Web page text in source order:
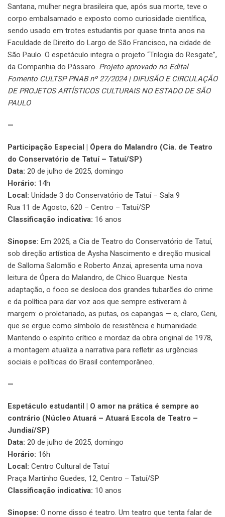
Santana, mulher negra brasileira que, após sua morte, teve o
corpo embalsamado e exposto como curiosidade científica,
sendo usado em trotes estudantis por quase trinta anos na
Faculdade de Direito do Largo de São Francisco, na cidade de
São Paulo. O espetáculo integra o projeto “Trilogia do Resgate”,
da Companhia do Pássaro. Projeto aprovado no Edital
Fomento CULTSP PNAB nº 27/2024 | DIFUSÃO E CIRCULAÇÃO
DE PROJETOS ARTÍSTICOS CULTURAIS NO ESTADO DE SÃO
PAULO
—
Participação Especial | Ópera do Malandro (Cia. de Teatro
do Conservatório de Tatuí – Tatuí/SP)
Data: 20 de julho de 2025, domingo
Horário: 14h
Local: Unidade 3 do Conservatório de Tatuí – Sala 9
Rua 11 de Agosto, 620 – Centro – Tatuí/SP
Classificação indicativa: 16 anos
Sinopse: Em 2025, a Cia de Teatro do Conservatório de Tatuí,
sob direção artística de Aysha Nascimento e direção musical
de Salloma Salomão e Roberto Anzai, apresenta uma nova
leitura de Ópera do Malandro, de Chico Buarque. Nesta
adaptação, o foco se desloca dos grandes tubarões do crime
e da política para dar voz aos que sempre estiveram à
margem: o proletariado, as putas, os capangas — e, claro, Geni,
que se ergue como símbolo de resistência e humanidade.
Mantendo o espírito crítico e mordaz da obra original de 1978,
a montagem atualiza a narrativa para refletir as urgências
sociais e políticas do Brasil contemporâneo.
—
Espetáculo estudantil | O amor na prática é sempre ao
contrário (Núcleo Atuará – Atuará Escola de Teatro –
Jundiaí/SP)
Data: 20 de julho de 2025, domingo
Horário: 16h
Local: Centro Cultural de Tatuí
Praça Martinho Guedes, 12, Centro – Tatuí/SP
Classificação indicativa: 10 anos
Sinopse: O nome disso é teatro. Um teatro que tenta falar de